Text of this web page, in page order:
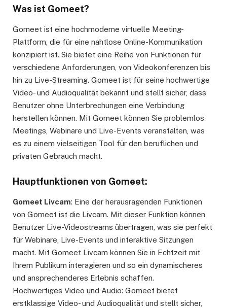
Was ist Gomeet?
Gomeet ist eine hochmoderne virtuelle Meeting-
Plattform, die für eine nahtlose Online-Kommunikation
konzipiert ist. Sie bietet eine Reihe von Funktionen für
verschiedene Anforderungen, von Videokonferenzen bis
hin zu Live-Streaming. Gomeet ist für seine hochwertige
Video- und Audioqualität bekannt und stellt sicher, dass
Benutzer ohne Unterbrechungen eine Verbindung
herstellen können. Mit Gomeet können Sie problemlos
Meetings, Webinare und Live-Events veranstalten, was
es zu einem vielseitigen Tool für den beruflichen und
privaten Gebrauch macht.
Hauptfunktionen von Gomeet:
Gomeet Livcam: Eine der herausragenden Funktionen
von Gomeet ist die Livcam. Mit dieser Funktion können
Benutzer Live-Videostreams übertragen, was sie perfekt
für Webinare, Live-Events und interaktive Sitzungen
macht. Mit Gomeet Livcam können Sie in Echtzeit mit
Ihrem Publikum interagieren und so ein dynamischeres
und ansprechenderes Erlebnis schaffen.
Hochwertiges Video und Audio: Gomeet bietet
erstklassige Video- und Audioqualität und stellt sicher,